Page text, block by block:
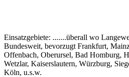
Einsatzgebiete: .......überall wo
Bundesweit, bevorzugt Frankfurt,
Offenbach, Oberursel, Bad Homburg,
Wetzlar, Kaiserslautern, Würzburg,
Köln, u.s.w.